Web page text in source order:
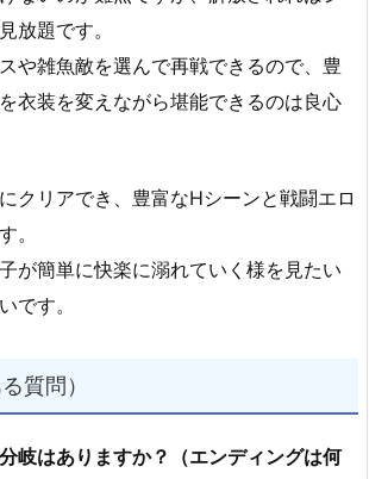
放題です。
や雑魚敵を選んで再戦できるので、豊
衣装を変えながら堪能できるのは良心
クリアでき、豊富なHシーンと戦闘エロ
。
が簡単に快楽に溺れていく様を見たい
です。
質問）
岐はありますか？（エンディングは何